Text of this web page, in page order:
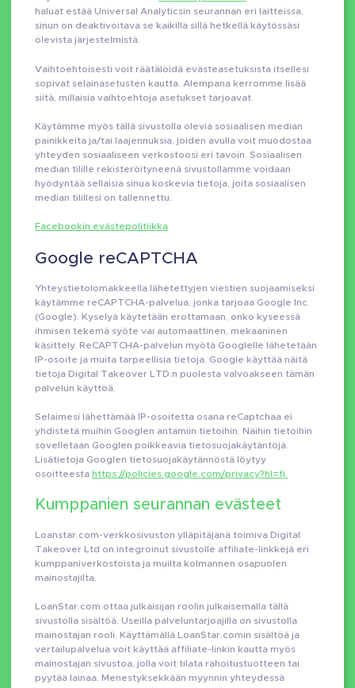
haluat estää Universal Analyticsin seurannan eri laitteissa,
sinun on deaktivoitava se kaikilla sillä hetkellä käytössäsi
olevista järjestelmistä.
Vaihtoehtoisesti voit räätälöidä evästeasetuksista itsellesi
sopivat selainasetusten kautta. Alempana kerromme lisää
siitä, millaisia vaihtoehtoja asetukset tarjoavat.
Käytämme myös tällä sivustolla olevia sosiaalisen median
painikkeita ja/tai laajennuksia, joiden avulla voit muodostaa
yhteyden sosiaaliseen verkostoosi eri tavoin. Sosiaalisen
median tilille rekisteröityneenä sivustollamme voidaan
hyödyntää sellaisia sinua koskevia tietoja, joita sosiaalisen
median tilillesi on tallennettu.
Facebookin evästepolitiikka
Google reCAPTCHA
Yhteystietolomakkeella lähetettyjen viestien suojaamiseksi
käytämme reCAPTCHA-palvelua, jonka tarjoaa Google Inc.
(Google). Kyselyä käytetään erottamaan, onko kyseessä
ihmisen tekemä syöte vai automaattinen, mekaaninen
käsittely. ReCAPTCHA-palvelun myötä Googlelle lähetetään
IP-osoite ja muita tarpeellisia tietoja. Google käyttää näitä
tietoja Digital Takeover LTD:n puolesta valvoakseen tämän
palvelun käyttöä.
Selaimesi lähettämää IP-osoitetta osana reCaptchaa ei
yhdistetä muihin Googlen antamiin tietoihin. Näihin tietoihin
sovelletaan Googlen poikkeavia tietosuojakäytäntöjä.
Lisätietoja Googlen tietosuojakäytännöstä löytyy
osoitteesta https://policies.google.com/privacy?hl=fi.
Kumppanien seurannan evästeet
Loanstar.com-verkkosivuston ylläpitäjänä toimiva Digital
Takeover Ltd on integroinut sivustolle affiliate-linkkejä eri
kumppaniverkostoista ja muilta kolmannen osapuolen
mainostajilta.
LoanStar.com ottaa julkaisijan roolin julkaisemalla tällä
sivustolla sisältöä. Useilla palveluntarjoajilla on sivustolla
mainostajan rooli. Käyttämällä LoanStar.comin sisältöä ja
vertailupalvelua voit käyttää affiliate-linkin kautta myös
mainostajan sivustoa, jolla voit tilata rahoitustuotteen tai
pyytää lainaa. Menestyksekkään myynnin yhteydessä